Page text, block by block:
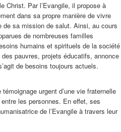
Christ. Par l’Evangile, il propose à
dans sa propre manière de vivre
sa mission de salut. Ainsi, au cours
de nombreuses familles
humains et spirituels de la société
pauvres, projets éducatifs, annonce
de besoins toujours actuels.
urgent d’une vie fraternelle
les personnes. En effet, ses
de l’Evangile à travers leur